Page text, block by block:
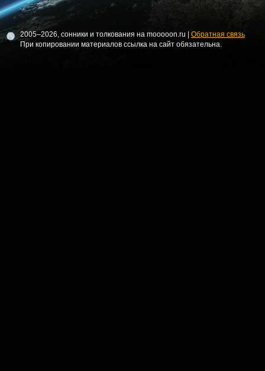
2005–2026, сонники и толкования на mooooon.ru | Обратная связь
При копировании материалов ссылка на сайт обязательна.